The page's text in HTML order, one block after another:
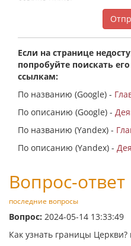
Если на странице
попробуйте поискать
ссылкам:
По названию (Google) -
По описанию (Google) -
По названию (Yandex) -
По описанию (Yandex) -
Вопрос-ответ
последние вопросы
Вопрос: 2024-05-14 13:33:49
Как узнать границы Церкви?